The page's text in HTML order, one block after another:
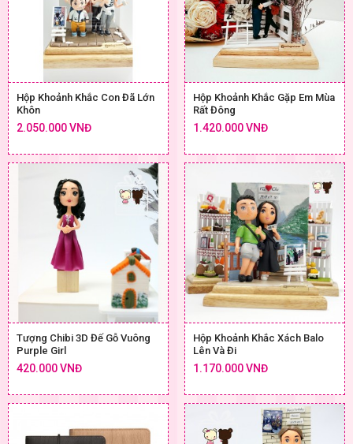
Hộp Khoảnh Khắc Con Đã Lớn
Khôn
2.050.000 VNĐ
Hộp Khoảnh Khắc Gặp Em Mùa
Rất Đông
1.420.000 VNĐ
Tượng Chibi 3D Đế Gỗ Vuông
Purple Girl
420.000 VNĐ
Hộp Khoảnh Khắc Xách Balo
Lên Và Đi
1.170.000 VNĐ